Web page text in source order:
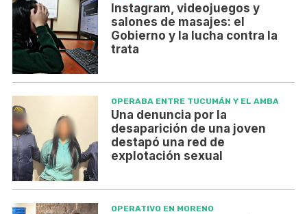
Instagram, videojuegos y
salones de masajes: el
Gobierno y la lucha contra la
trata
OPERABA ENTRE TUCUMÁN Y EL AMBA
Una denuncia por la
desaparición de una joven
destapó una red de
explotación sexual
OPERATIVO EN MORENO